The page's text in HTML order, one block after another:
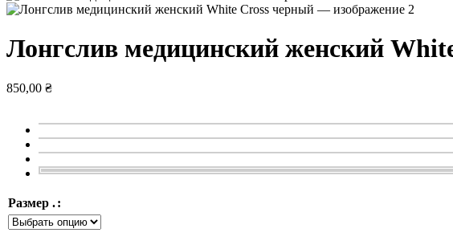
Лонгслив медицинский женский
850,00 ₴
Размер .